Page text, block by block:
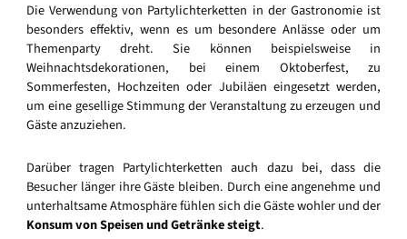
Die Verwendung von Partylichterketten in der Gastronomie ist
besonders effektiv, wenn es um besondere Anlässe oder um
Themenparty dreht. Sie können beispielsweise in
Weihnachtsdekorationen, bei einem Oktoberfest, zu
Sommerfesten, Hochzeiten oder Jubiläen eingesetzt werden,
um eine gesellige Stimmung der Veranstaltung zu erzeugen und
Gäste anzuziehen.
Darüber tragen Partylichterketten auch dazu bei, dass die
Besucher länger ihre Gäste bleiben. Durch eine angenehme und
unterhaltsame Atmosphäre fühlen sich die Gäste wohler und der
Konsum von Speisen und Getränke steigt.